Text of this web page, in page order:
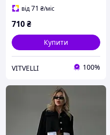
від71 ₴/міс
710₴
Купити
VITVELLI 100%